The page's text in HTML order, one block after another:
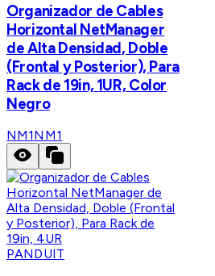
Organizador de Cables
Horizontal NetManager
de Alta Densidad, Doble
(Frontal y Posterior), Para
Rack de 19in, 1UR, Color
Negro
NM1NM1
PANDUIT